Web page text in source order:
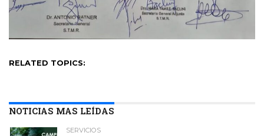
RELATED TOPICS:
NOTICIAS MAS LEÍDAS
SERVICIOS